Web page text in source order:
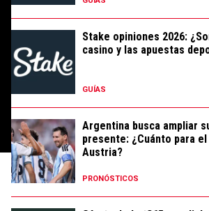
Stake opiniones 2026:
casino y las apuestas
GUÍAS
Argentina busca ampliar
presente: ¿Cuánto para
Austria?
PRONÓSTICOS